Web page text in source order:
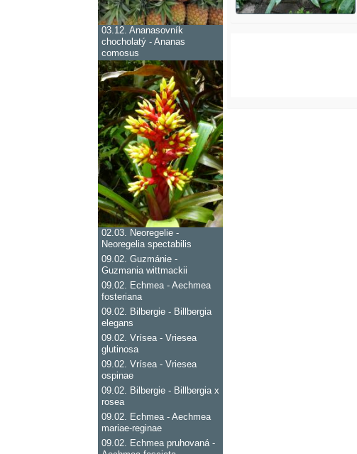
03.12. Ananasovník
chocholatý - Ananas
comosus
02.03. Neoregelie -
Neoregelia spectabilis
09.02. Guzmánie -
Guzmania wittmackii
09.02. Echmea - Aechmea
fosteriana
09.02. Bilbergie - Billbergia
elegans
09.02. Vrísea - Vriesea
glutinosa
09.02. Vrísea - Vriesea
ospinae
09.02. Bilbergie - Billbergia x
rosea
09.02. Echmea - Aechmea
mariae-reginae
09.02. Echmea pruhovaná -